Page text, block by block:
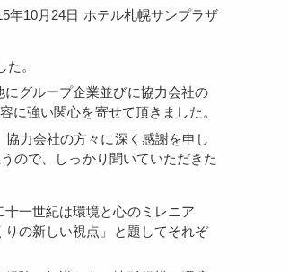
年10月24日 ホテル札幌サンプラザ
。
に強い関心を寄せて頂きました。
ので、しっかり聞いていただきた
の新しい視点」と題してそれぞ